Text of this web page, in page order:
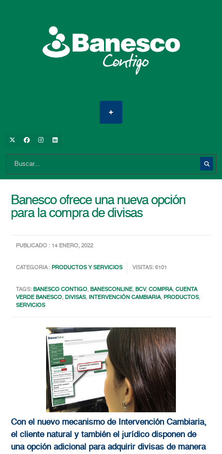
Banesco ofrece una nueva opción
para la compra de divisas
PUBLICADO : 14 ENERO, 2022
CATEGORIA : PRODUCTOS Y SERVICIOS VISITAS: 6101
TAGS:BANESCO CONTIGO,BANESCONLINE,BCV,COMPRA,CUENTA
VERDE BANESCO,DIVISAS, INTERVENCIÓN CAMBIARIA, PRODUCTOS,
SERVICIOS
Con el nuevo mecanismo de Intervención Cambiaria,
el cliente natural y también el jurídico disponen de
una opción adicional para adquirir divisas de manera